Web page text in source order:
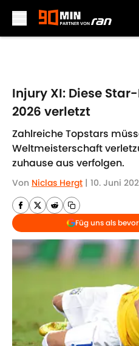
Injury XI: Diese
2026 verletzt
Zahlreiche Topstars
Weltmeisterschaft
zuhause aus verfolgen.
Von Niclas Hergt | 10. Juni
Füg uns als